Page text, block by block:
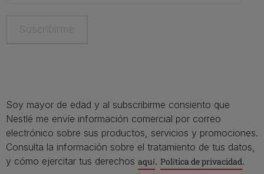
Soy mayor de edad y al subscribirme consiento que
Nestlé me envíe información comercial por correo
electrónico sobre sus productos, servicios y promociones.
Consulta la información sobre el tratamiento de tus datos,
y cómo ejercitar tus derechos aquí. Política de privacidad.
©Reg. Marcas de Nestle S.A.